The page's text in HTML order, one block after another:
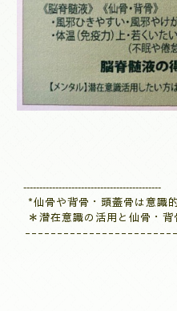
-------------------------------------------
*仙骨や背骨・頭蓋骨は意識的
＊潜在意識の活用と仙骨・背
-